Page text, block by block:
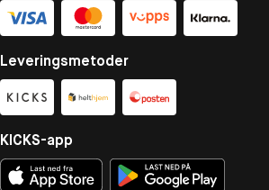
Leveringsmetoder
KICKS-app